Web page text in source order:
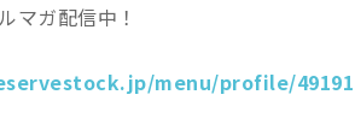
マガ配信中！
menu/profile/49191